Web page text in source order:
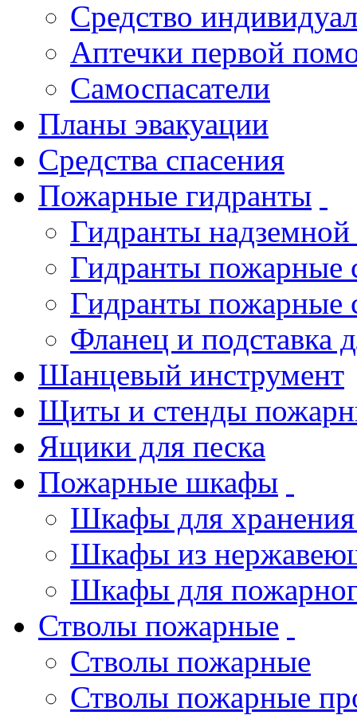
Средство
Аптечки первой
Самоспасатели
Планы эвакуации
Средства спасения
Пожарные гидранты
Гидранты
Гидранты пожарные
Гидранты пожарные
Фланец и подставка
Шанцевый инструмент
Щиты и стенды
Ящики для песка
Пожарные шкафы
Шкафы для хранения
Шкафы из
Шкафы для
Стволы пожарные
Стволы пожарные
Стволы пожарные